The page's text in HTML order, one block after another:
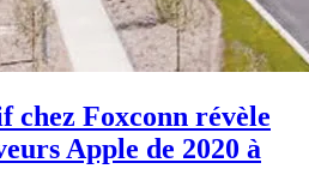
chez Foxconn révèle
Apple de 2020 à